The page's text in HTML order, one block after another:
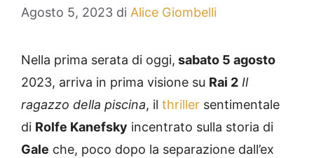
Agosto 5, 2023 di Alice Giombelli
Nella prima serata di oggi, sabato 5 agosto
2023, arriva in prima visione su Rai 2 Il
ragazzo della piscina, il thriller sentimentale
di Rolfe Kanefsky incentrato sulla storia di
Gale che, poco dopo la separazione dall’ex